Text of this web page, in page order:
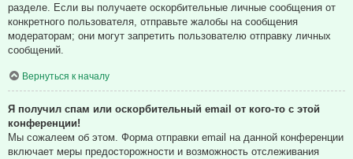
разделе. Если вы получаете оскорбительные личные сообщения от
конкретного пользователя, отправьте жалобы на сообщения
модераторам; они могут запретить пользователю отправку личных
сообщений.
Вернуться к началу
Я получил спам или оскорбительный email от кого-то с этой
конференции!
Мы сожалеем об этом. Форма отправки email на данной конференции
включает меры предосторожности и возможность отслеживания